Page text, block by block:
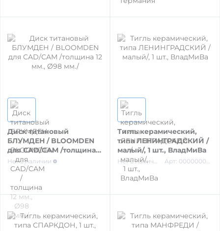
МАТЕРИАЛЫ / ПРИНАДЛЕЖНОСТИ ДЛЯ
СНЯТИЯ СЛЕПКОВ
МАТЕРИАЛЫ ДЛЯ ИЗОЛЯЦИИ РАБОЧЕГО
ПОЛЯ
МАТЕРИАЛ ДЛЯ ПЕРЕБАЗИРОВКИ
ПРОВОЛОКА, ГИЛЬЗЫ, ШИНЫ, КЛАММЕРА
(без срока)
Диск титановый
БЛУМДЕН / BLOOMDEN
для CAD/CAM /толщина
12 мм., Ø98 мм./
Нет в наличии
Тигль керамический,
типа ЛЕНИНГРАДСКИЙ /
малый/, 1 шт., ВладМиВа